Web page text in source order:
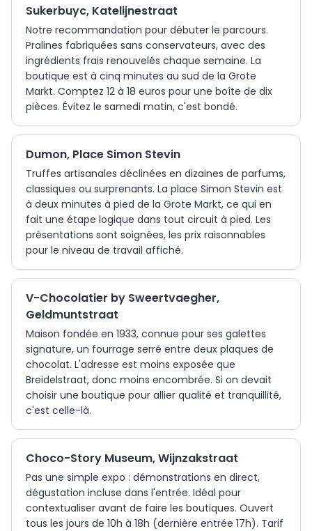
Sukerbuyc, Katelijnestraat
Notre recommandation pour débuter le parcours.
Pralines fabriquées sans conservateurs, avec des
ingrédients frais renouvelés chaque semaine. La
boutique est à cinq minutes au sud de la Grote
Markt. Comptez 12 à 18 euros pour une boîte de dix
pièces. Évitez le samedi matin, c'est bondé.
Dumon, Place Simon Stevin
Truffes artisanales déclinées en dizaines de parfums,
classiques ou surprenants. La place Simon Stevin est
à deux minutes à pied de la Grote Markt, ce qui en
fait une étape logique dans tout circuit à pied. Les
présentations sont soignées, les prix raisonnables
pour le niveau de travail affiché.
V-Chocolatier by Sweertvaegher,
Geldmuntstraat
Maison fondée en 1933, connue pour ses galettes
signature, un fourrage serré entre deux plaques de
chocolat. L'adresse est moins exposée que
Breidelstraat, donc moins encombrée. Si on devait
choisir une boutique pour allier qualité et tranquillité,
c'est celle-là.
Choco-Story Museum, Wijnzakstraat
Pas une simple expo : démonstrations en direct,
dégustation incluse dans l'entrée. Idéal pour
contextualiser avant de faire les boutiques. Ouvert
tous les jours de 10h à 18h (dernière entrée 17h). Tarif